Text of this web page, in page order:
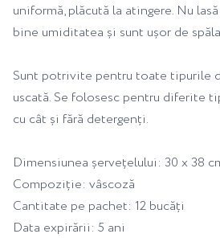
uniformă, plăcută la atingere. Nu
bine umiditatea și sunt ușor de
Sunt potrivite pentru toate tipurile
uscată. Se folosesc pentru diferite
cu cât și fără detergenți.
Dimensiunea șervețelului: 30 x 38
Compoziție: vâscoză
Cantitate pe pachet: 12 bucăți
Data expirării: 5 ani